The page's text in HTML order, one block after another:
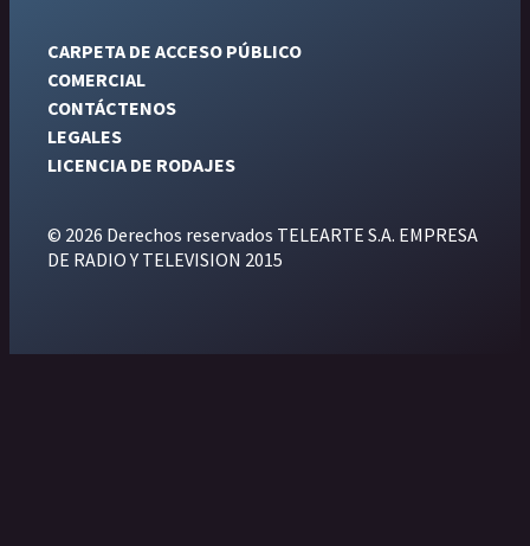
CARPETA DE ACCESO PÚBLICO
COMERCIAL
CONTÁCTENOS
LEGALES
LICENCIA DE RODAJES
© 2026 Derechos reservados TELEARTE S.A. EMPRESA
DE RADIO Y TELEVISION 2015